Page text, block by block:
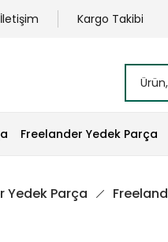
Kargo Takibi
Freelander Yedek Parça
Yedek Parça